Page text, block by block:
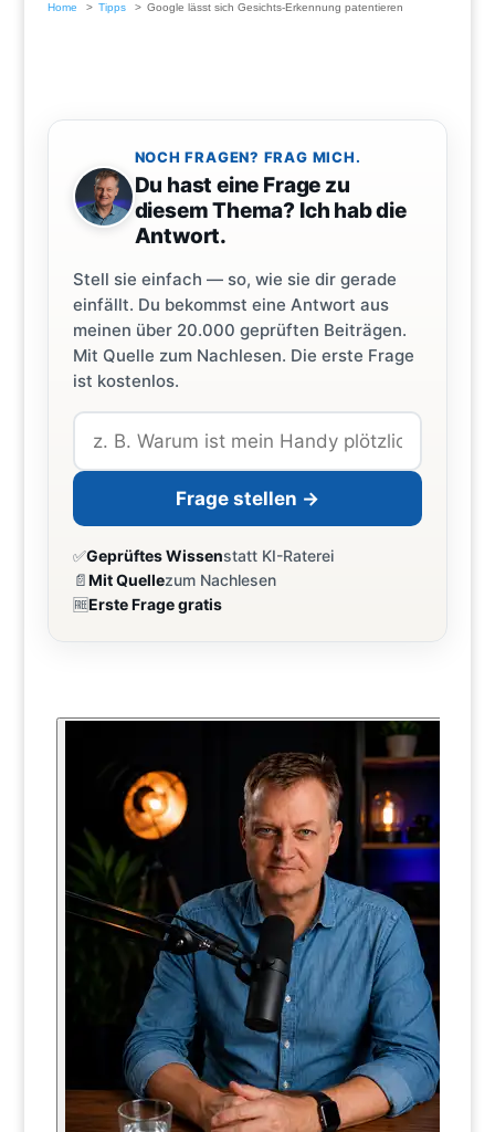
Home Tipps Google lässt sich Gesichts-Erkennung patentieren
NOCH FRAGEN? FRAG MICH.
Du hast eine Frage zu
diesem Thema? Ich hab die
Antwort.
Stell sie einfach — so, wie sie dir gerade
einfällt. Du bekommst eine Antwort aus
meinen über 20.000 geprüften Beiträgen.
Mit Quelle zum Nachlesen. Die erste Frage
ist kostenlos.
Frage stellen →
✅Geprüftes Wissenstatt KI-Raterei
📄Mit Quellezum Nachlesen
🆓Erste Frage gratis